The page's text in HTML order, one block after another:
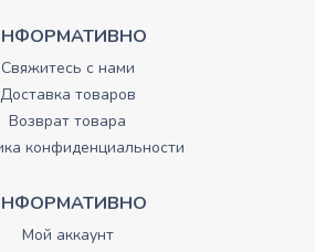
Свяжитесь с нами
Доставка товаров
Возврат товара
конфиденциальности
Мой аккаунт